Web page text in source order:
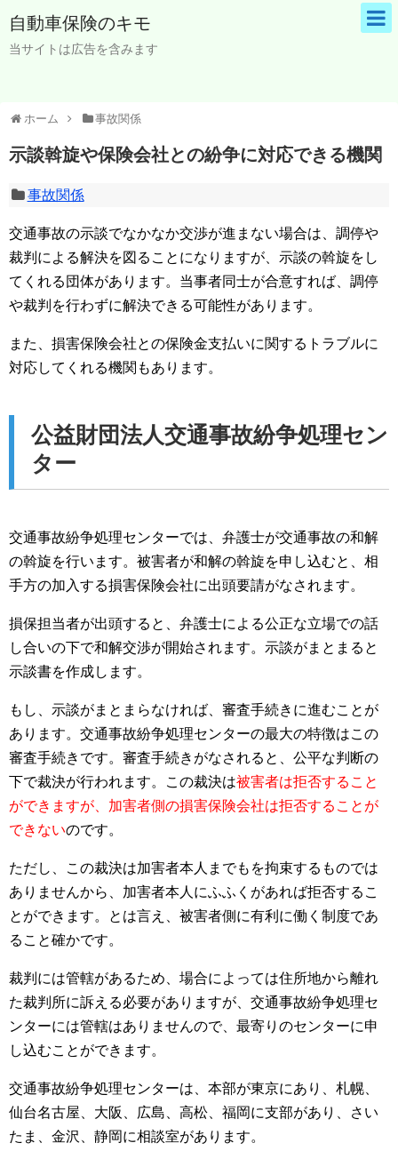
自動車保険のキモ
当サイトは広告を含みます
ホーム 事故関係
示談斡旋や保険会社との紛争に対応できる機関
事故関係
交通事故の示談でなかなか交渉が進まない場合は、調停や
裁判による解決を図ることになりますが、示談の斡旋をし
てくれる団体があります。当事者同士が合意すれば、調停
や裁判を行わずに解決できる可能性があります。
また、損害保険会社との保険金支払いに関するトラブルに
対応してくれる機関もあります。
公益財団法人交通事故紛争処理セン
ター
交通事故紛争処理センターでは、弁護士が交通事故の和解
の斡旋を行います。被害者が和解の斡旋を申し込むと、相
手方の加入する損害保険会社に出頭要請がなされます。
損保担当者が出頭すると、弁護士による公正な立場での話
し合いの下で和解交渉が開始されます。示談がまとまると
示談書を作成します。
もし、示談がまとまらなければ、審査手続きに進むことが
あります。交通事故紛争処理センターの最大の特徴はこの
審査手続きです。審査手続きがなされると、公平な判断の
下で裁決が行われます。この裁決は被害者は拒否すること
ができますが、加害者側の損害保険会社は拒否することが
できないのです。
ただし、この裁決は加害者本人までもを拘束するものでは
ありませんから、加害者本人にふふくがあれば拒否するこ
とができます。とは言え、被害者側に有利に働く制度であ
ること確かです。
裁判には管轄があるため、場合によっては住所地から離れ
た裁判所に訴える必要がありますが、交通事故紛争処理セ
ンターには管轄はありませんので、最寄りのセンターに申
し込むことができます。
交通事故紛争処理センターは、本部が東京にあり、札幌、
仙台名古屋、大阪、広島、高松、福岡に支部があり、さい
たま、金沢、静岡に相談室があります。